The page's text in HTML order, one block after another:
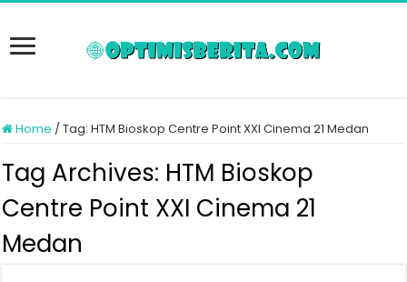
Home /Tag:HTM Bioskop Centre Point XXI Cinema 21 Medan
Tag Archives: HTM Bioskop
Centre Point XXI Cinema 21
Medan